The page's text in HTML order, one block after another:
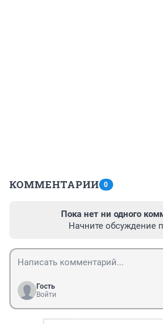
КОММЕНТАРИИ 0
Пока нет ни одного
Начните обсуждение
Гость
Войти